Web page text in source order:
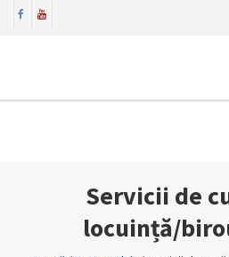
Servicii de
locuință/